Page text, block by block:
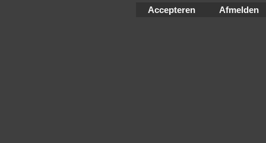
Accepteren Afmelden